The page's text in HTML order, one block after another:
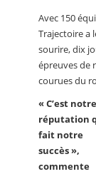
Avec 150
Trajectoire a
sourire, dix
épreuves de
courues du
« C’est notre
réputation
fait notre
succès »,
commente